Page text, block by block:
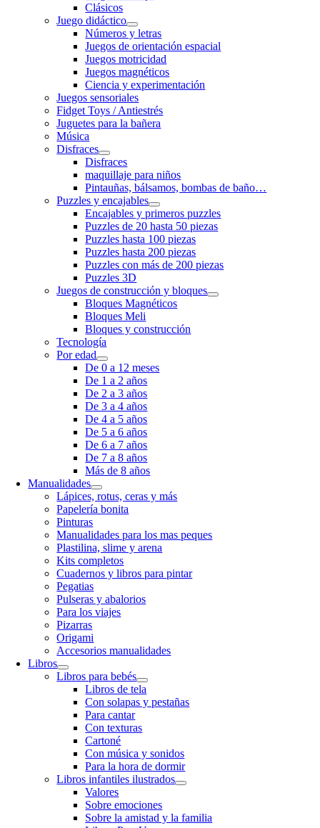
Clásicos
Juego didáctico
Números y letras
Juegos de orientación espacial
Juegos motricidad
Juegos magnéticos
Ciencia y experimentación
Juegos sensoriales
Fidget Toys / Antiestrés
Juguetes para la bañera
Música
Disfraces
Disfraces
maquillaje para niños
Pintauñas, bálsamos, bombas de baño…
Puzzles y encajables
Encajables y primeros puzzles
Puzzles de 20 hasta 50 piezas
Puzzles hasta 100 piezas
Puzzles hasta 200 piezas
Puzzles con más de 200 piezas
Puzzles 3D
Juegos de construcción y bloques
Bloques Magnéticos
Bloques Meli
Bloques y construcción
Tecnología
Por edad
De 0 a 12 meses
De 1 a 2 años
De 2 a 3 años
De 3 a 4 años
De 4 a 5 años
De 5 a 6 años
De 6 a 7 años
De 7 a 8 años
Más de 8 años
Manualidades
Lápices, rotus, ceras y más
Papelería bonita
Pinturas
Manualidades para los mas peques
Plastilina, slime y arena
Kits completos
Cuadernos y libros para pintar
Pegatias
Pulseras y abalorios
Para los viajes
Pizarras
Origami
Accesorios manualidades
Libros
Libros para bebés
Libros de tela
Con solapas y pestañas
Para cantar
Con texturas
Cartoné
Con música y sonidos
Para la hora de dormir
Libros infantiles ilustrados
Valores
Sobre emociones
Sobre la amistad y la familia